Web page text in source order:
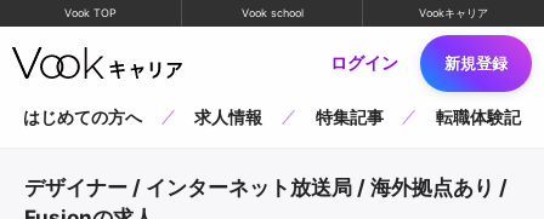
Vook TOP Vook school Vookキャリア
ログイン 新規登録
はじめての方へ 求人情報 特集記事 転職体験記
デザイナー / インターネット放送局 / 海外拠点あり /